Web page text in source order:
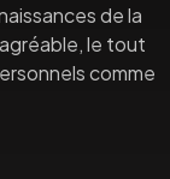
de la
le tout
comme